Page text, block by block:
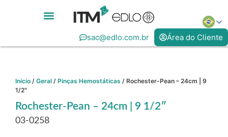
sac@edlo.com.br Área do Cliente
Início / Geral / Pinças Hemostáticas / Rochester-Pean – 24cm | 9
1/2″
Rochester-Pean – 24cm | 9 1/2″
03-0258